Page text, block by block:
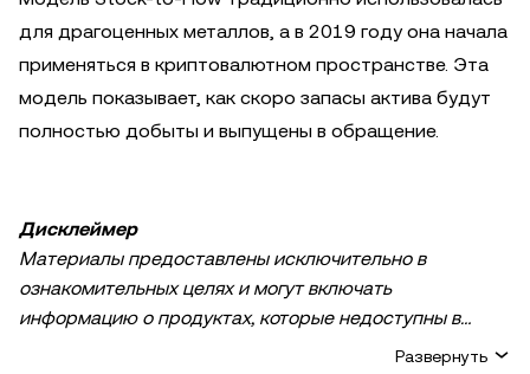
для драгоценных металлов, а в 2019 году она начала
применяться в криптовалютном пространстве. Эта
модель показывает, как скоро запасы актива будут
полностью добыты и выпущены в обращение.
Дисклеймер
Материалы предоставлены исключительно в
ознакомительных целях и могут включать
информацию о продуктах, которые недоступны в
вашем регионе. Они не являются инвестиционным
Развернуть